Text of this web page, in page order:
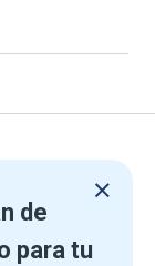
de
para tu